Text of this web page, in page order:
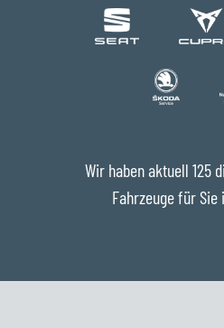
Wir haben aktuell 125
Fahrzeuge für Sie